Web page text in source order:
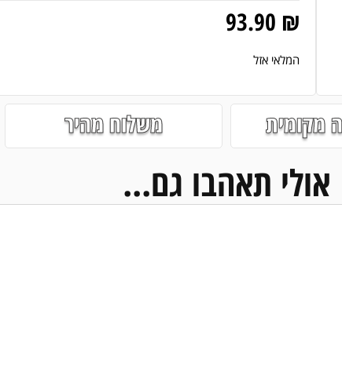
93.90 ₪
המלאי אזל
מקומית משלוח מהיר
אולי תאהבו גם...